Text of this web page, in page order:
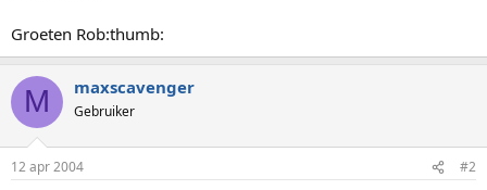
Groeten Rob:thumb:
M maxscavenger
Gebruiker
12 apr 2004 #2